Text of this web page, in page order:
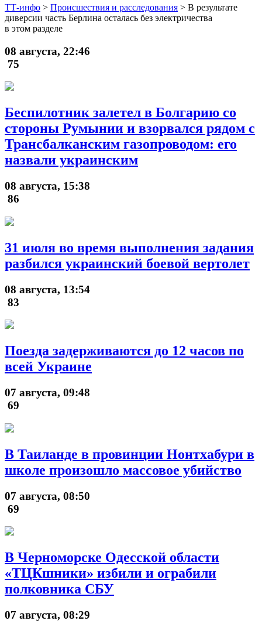
ТТ-инфо > Происшествия и расследования > В результате
диверсии часть Берлина осталась без электричества
в этом разделе
08 августа, 22:46
75
Беспилотник залетел в Болгарию со
стороны Румынии и взорвался рядом с
Трансбалканским газопроводом: его
назвали украинским
08 августа, 15:38
86
31 июля во время выполнения задания
разбился украинский боевой вертолет
08 августа, 13:54
83
Поезда задерживаются до 12 часов по
всей Украине
07 августа, 09:48
69
В Таиланде в провинции Нонтхабури в
школе произошло массовое убийство
07 августа, 08:50
69
В Черноморске Одесской области
«ТЦКшники» избили и ограбили
полковника СБУ
07 августа, 08:29